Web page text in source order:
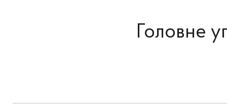
Головне